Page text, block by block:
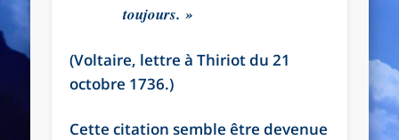
toujours. »
(Voltaire, lettre à Thiriot du 21
octobre 1736.)
Cette citation semble être devenue